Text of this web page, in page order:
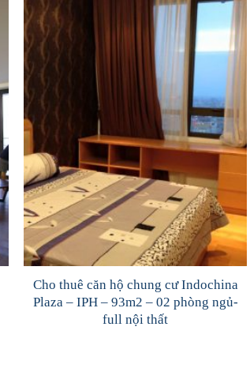
Cho thuê căn hộ chung cư Indochina
Plaza – IPH – 93m2 – 02 phòng ngủ-
full nội thất